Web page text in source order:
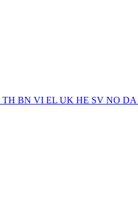
TH BN VI EL UK HE SV NO DA